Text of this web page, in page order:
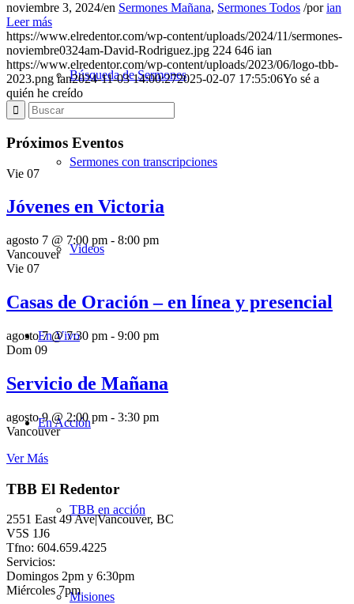
Búsqueda de Sermones
Sermones con transcripciones
Videos
En Vivo
En Acción
TBB en acción
Misiones
noviembre 3, 2024/en Sermones Mañana, Sermones Todos /porian
Leer más
https://www.elredentor.com/wp-content/uploads/2024/11/sermones-
noviembre0324am-David-Rodriguez.jpg 224 646 ian
https://www.elredentor.com/wp-content/uploads/2023/06/logo-tbb-
2023.png ian2024-11-03 14:00:272025-02-07 17:55:06Yo sé a
quién he creído
Próximos Eventos
Vie 07
Jóvenes en Victoria
agosto 7 @ 7:00 pm - 8:00 pm
Vancouver
Vie 07
Casas de Oración – en línea y presencial
agosto 7 @ 7:30 pm - 9:00 pm
Dom 09
Servicio de Mañana
agosto 9 @ 2:00 pm - 3:30 pm
Vancouver
Ver Más
TBB El Redentor
2551 East 49 Ave|Vancouver, BC
V5S 1J6
Tfno: 604.659.4225
Servicios:
Domingos 2pm y 6:30pm
Miércoles 7pm